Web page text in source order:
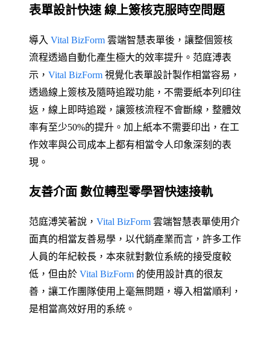
表單設計快速 線上簽核克服時空問題
導入 Vital BizForm 雲端智慧表單後，讓整個簽核
流程透過自動化產生極大的效率提升。范庭溥表
示， Vital BizForm 視覺化表單設計製作相當容易，
透過線上簽核及隨時追蹤功能，不需要紙本列印往
返，線上即時追蹤，讓簽核流程不會斷線，整體效
率有至少50%的提升。加上紙本不需要印出，在工
作效率與公司成本上都有相當令人印象深刻的表
現。
友善介面 數位轉型零學習快速接軌
范庭溥笑著說， Vital BizForm 雲端智慧表單使用介
面真的相當友善易學，以代銷產業而言，許多工作
人員的年紀較長，本來就對數位系統的接受度較
低，但由於 Vital BizForm 的使用設計真的很友
善，讓工作團隊使用上毫無問題，導入相當順利，
是相當高效好用的系統。